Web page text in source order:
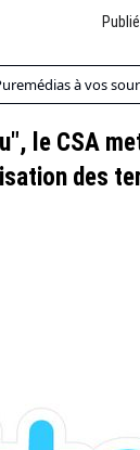
à vos
le CSA
des